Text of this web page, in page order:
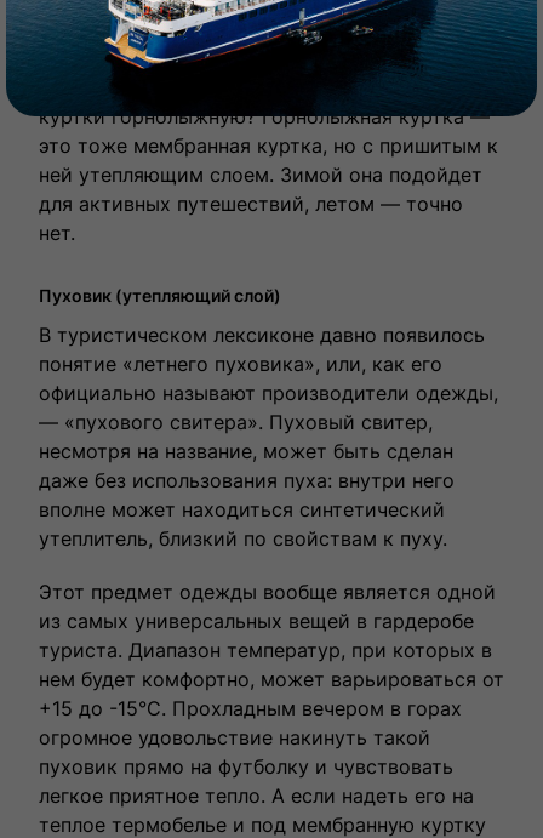
мембранная одежда станет для вас
всесезонной.
Можно ли брать с собой вместо мембранной
куртки горнолыжную? Горнолыжная куртка —
это тоже мембранная куртка, но с пришитым к
ней утепляющим слоем. Зимой она подойдет
для активных путешествий, летом — точно
нет.
Пуховик (утепляющий слой)
В туристическом лексиконе давно появилось
понятие «летнего пуховика», или, как его
официально называют производители одежды,
— «пухового свитера». Пуховый свитер,
несмотря на название, может быть сделан
даже без использования пуха: внутри него
вполне может находиться синтетический
утеплитель, близкий по свойствам к пуху.
Этот предмет одежды вообще является одной
из самых универсальных вещей в гардеробе
туриста. Диапазон температур, при которых в
нем будет комфортно, может варьироваться от
+15 до -15°C. Прохладным вечером в горах
огромное удовольствие накинуть такой
пуховик прямо на футболку и чувствовать
легкое приятное тепло. А если надеть его на
теплое термобелье и под мембранную куртку